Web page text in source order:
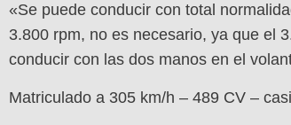
«Se puede conducir con total
3.800 rpm, no es necesario, ya que el
conducir con las dos manos en el
Matriculado a 305 km/h – 489 CV –